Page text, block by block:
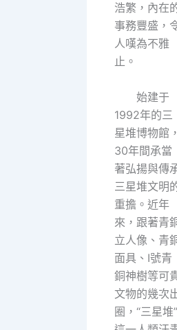
浩繁，內在
事務豐盛，
人嘆為不雅
止。
始建于
1992年的三
星堆博物館，
30年間承當
著弘揚與傳
三星堆文明
重擔。近年
來，跟著青
立人像、青
面具、Ⅰ號青
銅神樹等可
文物的幾次
圈，“三星堆”